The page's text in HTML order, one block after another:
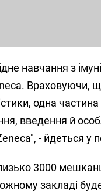
навчання з
Враховуючи,
одна
введення й
- йдеться у
3000
закладі